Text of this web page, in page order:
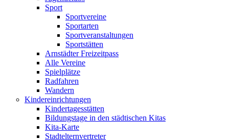
Sport
Sportvereine
Sportarten
Sportveranstaltungen
Sportstätten
Arnstädter Freizeitpass
Alle Vereine
Spielplätze
Radfahren
Wandern
Kindereinrichtungen
Kindertagesstätten
Bildungstage in den städtischen Kitas
Kita-Karte
Stadtelternvertreter